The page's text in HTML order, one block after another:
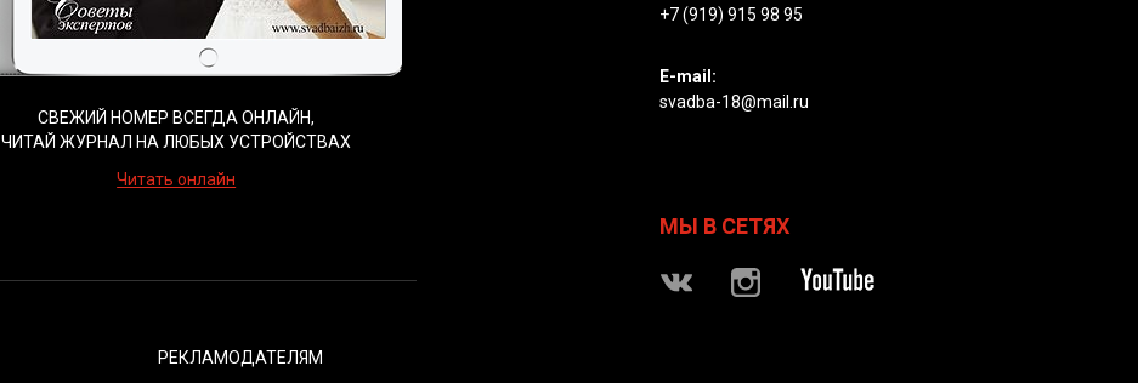
СВЕЖИЙ НОМЕР ВСЕГДА ОНЛАЙН,
ЧИТАЙ ЖУРНАЛ НА ЛЮБЫХ УСТРОЙСТВАХ
Читать онлайн
РЕКЛАМОДАТЕЛЯМ
+7 (919) 915 98 95
E-mail:
svadba-18@mail.ru
МЫ В СЕТЯХ